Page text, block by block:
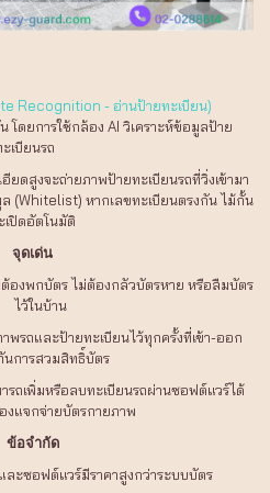
Recognition - อ่านป้ายทะเบียน)
โดยการใช้กล้อง AI วิเคราะห์ข้อมูลป้าย
เบียนรถ
ดสูงจะถ่ายภาพป้ายทะเบียนรถที่วิ่งเข้ามา
(Whitelist) หากเลขทะเบียนตรงกัน ไม้กั้น
เปิดอัตโนมัติ
จุดเด่น
องพกบัตร ไม่ต้องกลัวบัตรหาย หรือลืมบัตร
ไว้ในบ้าน
รถและป้ายทะเบียนไว้ทุกครั้งที่เข้า-ออก
นการสวมสิทธิ์บัตร
รถเพิ่มหรือลบทะเบียนรถผ่านซอฟต์แวร์ได้
งแจกจ่ายบัตรกายภาพ
ข้อจำกัด
ละซอฟต์แวร์มีราคาสูงกว่าระบบบัตร